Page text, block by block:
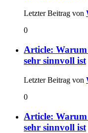
Letzter Beitrag von
0
Article:
sehr sinnvoll ist
Letzter Beitrag von
0
Article:
sehr sinnvoll ist